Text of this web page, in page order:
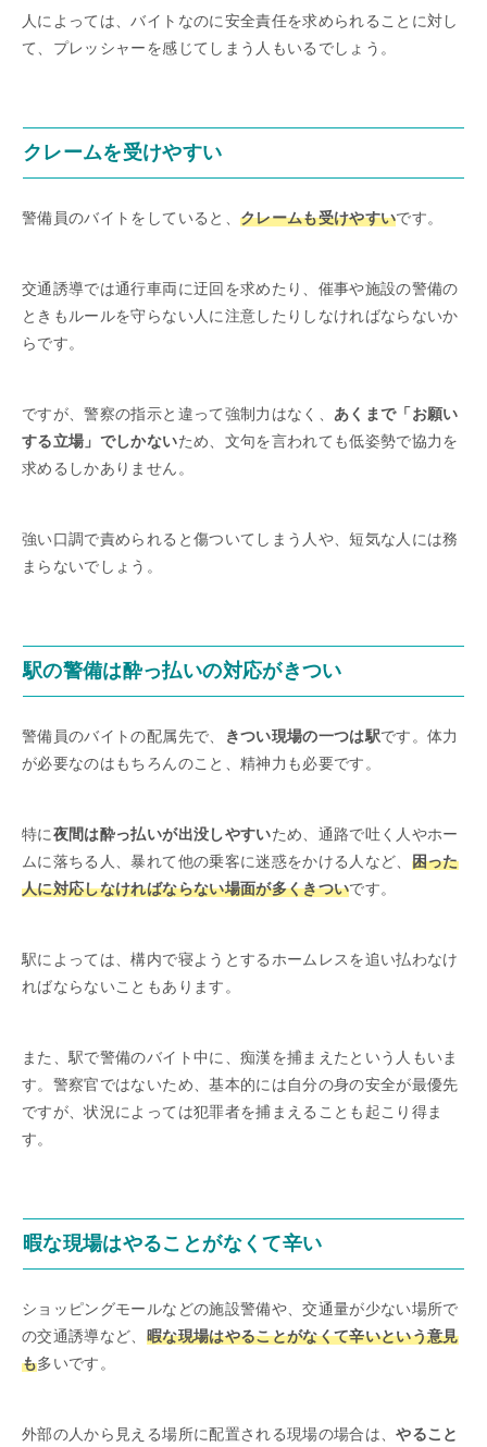
人によっては、バイトなのに安全責任を求められることに対し
て、プレッシャーを感じてしまう人もいるでしょう。
クレームを受けやすい
警備員のバイトをしていると、 クレームも受けやすいです。
交通誘導では通行車両に迂回を求めたり、催事や施設の警備の
ときもルールを守らない人に注意したりしなければならないか
らです。
ですが、警察の指示と違って強制力はなく、あくまで「お願い
する立場」でしかないため、文句を言われても低姿勢で協力を
求めるしかありません。
強い口調で責められると傷ついてしまう人や、短気な人には務
まらないでしょう。
駅の警備は酔っ払いの対応がきつい
警備員のバイトの配属先で、 きつい現場の一つは駅です。体力
が必要なのはもちろんのこと、精神力も必要です。
特に夜間は酔っ払いが出没しやすいため、通路で吐く人やホー
ムに落ちる人、暴れて他の乗客に迷惑をかける人など、 困った
人に対応しなければならない場面が多くきついです。
駅によっては、構内で寝ようとするホームレスを追い払わなけ
ればならないこともあります。
また、駅で警備のバイト中に、痴漢を捕まえたという人もいま
す。警察官ではないため、基本的には自分の身の安全が最優先
ですが、状況によっては犯罪者を捕まえることも起こり得ま
す。
暇な現場はやることがなくて辛い
ショッピングモールなどの施設警備や、交通量が少ない場所で
の交通誘導など、 暇な現場はやることがなくて辛いという意見
も多いです。
外部の人から見える場所に配置される現場の場合は、やること